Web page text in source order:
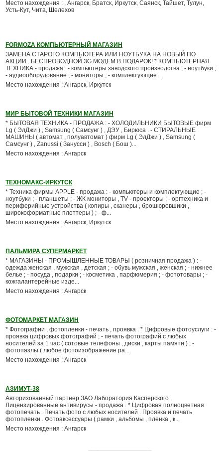
Место нахождения : , Ангарск, Братск, Иркутск, Саянск, Тайшет, Тулун,
Усть-Кут, Чита, Шелехов
FORMOZA КОМПЬЮТЕРНЫЙ МАГАЗИН
ЗАМЕНА СТАРОГО КОМПЬЮТЕРА ИЛИ НОУТБУКА НА НОВЫЙ ПО
АКЦИИ . БЕСПРОВОДНОЙ 3G МОДЕМ В ПОДАРОК! * КОМПЬЮТЕРНАЯ
ТЕХНИКА - продажа : - компьютеры заводского производства ; - ноутбуки ;
- аудиооборудование ; - мониторы ; - комплектующие...
Место нахождения : Ангарск, Иркутск
МИР БЫТОВОЙ ТЕХНИКИ МАГАЗИН
* БЫТОВАЯ ТЕХНИКА - ПРОДАЖА : - ХОЛОДИЛЬНИКИ БЫТОВЫЕ фирм
Lg ( ЭлДжи ) , Samsung ( Самсунг ) , ДЭУ , Бирюса . - СТИРАЛЬНЫЕ
МАШИНЫ ( автомат , полуавтомат ) фирм Lg ( ЭлДжи ) , Samsung (
Самсунг ) , Zanussi ( Занусси ) , Bosch ( Бош )...
Место нахождения : Ангарск
ТЕХНОМАКС-ИРКУТСК
* Техника фирмы APPLE - продажа : - компьютеры и комплектующие ; -
ноутбуки ; - планшеты ; - ЖК мониторы , TV - проекторы ; - оргтехника и
периферийные устройства ( копиры , сканеры , брошюровшики ,
широкоформатные плоттеры ) ; - ф...
Место нахождения : Ангарск, Иркутск
ПАЛЬМИРА СУПЕРМАРКЕТ
* МАГАЗИНЫ - ПРОМЫШЛЕННЫЕ ТОВАРЫ ( розничная продажа ) : -
одежда женская , мужская , детская ; - обувь мужская , женская ; - нижнее
белье ; - посуда , подарки ; - косметика , парфюмерия ; - фототовары ; -
кожгалантерейные изде...
Место нахождения : Ангарск
ФОТОМАРКЕТ МАГАЗИН
* Фотографии , фотопленки - печать , проявка . * Цифровые фотоуслуги : -
проявка цифровых фотографий ; - печать фотографий с любых
носителей за 1 час ( сотовые телефоны , диски , карты памяти ) ; -
фотопазлы ( любое фотоизображение ра...
Место нахождения : Ангарск
АЗИМУТ-38
Авторизованный партнер ЗАО Лаборатория Касперского .
Лицензированные антивирусы - продажа . * Цифровая полноцветная
фотопечать . Печать фото с любых носителей . Проявка и печать
фотопленки . Фотоаксессуары ( рамки , альбомы , пленка , к...
Место нахождения : Ангарск